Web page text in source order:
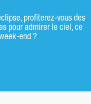
profiterez-vous des
pour admirer le ciel, ce
end ?